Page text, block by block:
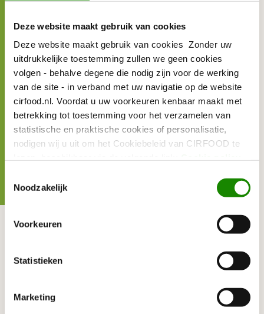
Deze website maakt gebruik van cookies
Deze website maakt gebruik van cookies Zonder uw
uitdrukkelijke toestemming zullen we geen cookies
volgen - behalve degene die nodig zijn voor de werking
van de site - in verband met uw navigatie op de website
cirfood.nl. Voordat u uw voorkeuren kenbaar maakt met
betrekking tot toestemming voor het verzamelen van
statistische en praktische cookies of personalisatie,
nodigen wij u uit om het Cookiebeleid van CIRFOOD te
Noodzakelijk
Voorkeuren
Statistieken
Marketing
toegankelijk is voor alle medewerkers die
gekregen. Vervolgens kan dan in de webshop
van CIRFOOD een bestelling worden geplaatst.
Als je nog problemen hebt met het gebruiken
van het bestelsysteem dan zal
dezehandleiding je helpen.
Speciale wensen of
Neem contact op met het CIRFOOD Salesteam voor